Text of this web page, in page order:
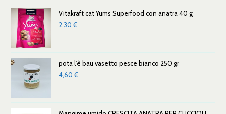
Vitakraft cat Yums Superfood con anatra 40 g
2,30€
pota l'è bau vasetto pesce bianco 250 gr
4,60€